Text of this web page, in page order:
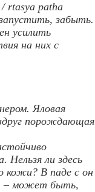
rtasya patha
забыть.
усилить
на них с
Яловая
порождающая
Нельзя ли здесь
кожи? В паде c он
– может быть,